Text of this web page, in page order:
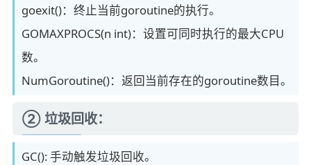
goexit()：终止当前goroutine的执行。
GOMAXPROCS(n int)：设置可同时执行的最大CPU
数。
NumGoroutine()：返回当前存在的goroutine数目。
② 垃圾回收：
GC(): 手动触发垃圾回收。